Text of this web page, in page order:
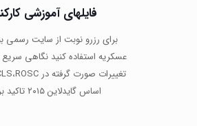
فایلهای آموزشی
برای رزرو نوبت از سایت رسمی
عسکریه استفاده کنید نگاهی سریع
اساس گایدلاین ۲۰۱۵ تاکید بر